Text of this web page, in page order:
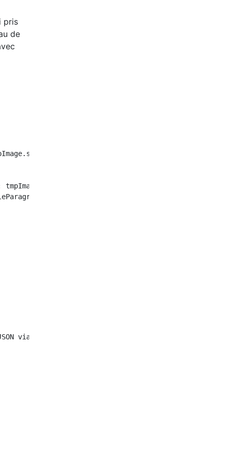
pris
de
- 5)
JSON via Alamofire, mais c'est sur le point de se